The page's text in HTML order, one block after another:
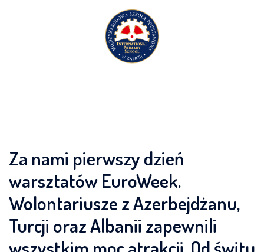
Za nami pierwszy dzień
warsztatów EuroWeek.
Wolontariusze z Azerbejdżanu,
Turcji oraz Albanii zapewnili